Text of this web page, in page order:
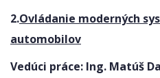
2.Ovládanie moderných
automobilov
Vedúci práce: Ing. Matúš